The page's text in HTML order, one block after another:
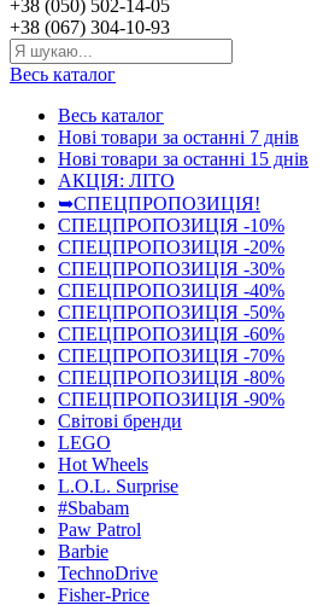
+38 (050) 502-14-05
+38 (067) 304-10-93
Весь каталог
Весь каталог
Нові товари за останнi 7 днiв
Нові товари за останнi 15 днiв
АКЦІЯ: ЛІТО
➥СПЕЦПРОПОЗИЦІЯ!
СПЕЦПРОПОЗИЦІЯ -10%
СПЕЦПРОПОЗИЦІЯ -20%
СПЕЦПРОПОЗИЦІЯ -30%
СПЕЦПРОПОЗИЦІЯ -40%
СПЕЦПРОПОЗИЦІЯ -50%
СПЕЦПРОПОЗИЦІЯ -60%
СПЕЦПРОПОЗИЦІЯ -70%
СПЕЦПРОПОЗИЦІЯ -80%
СПЕЦПРОПОЗИЦІЯ -90%
Світові бренди
LEGO
Hot Wheels
L.O.L. Surprise
#Sbabam
Paw Patrol
Barbie
TechnoDrive
Fisher-Price